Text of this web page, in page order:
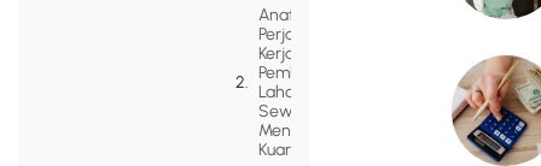
Anatomi
Perjanjian
Kerja Sama
Pembebasan
Lahan atau
Sewa
Menyewa
Kuari Pasir